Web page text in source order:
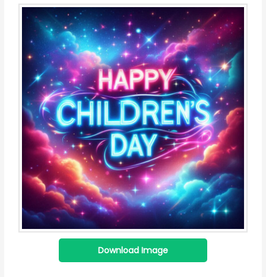
Download Image